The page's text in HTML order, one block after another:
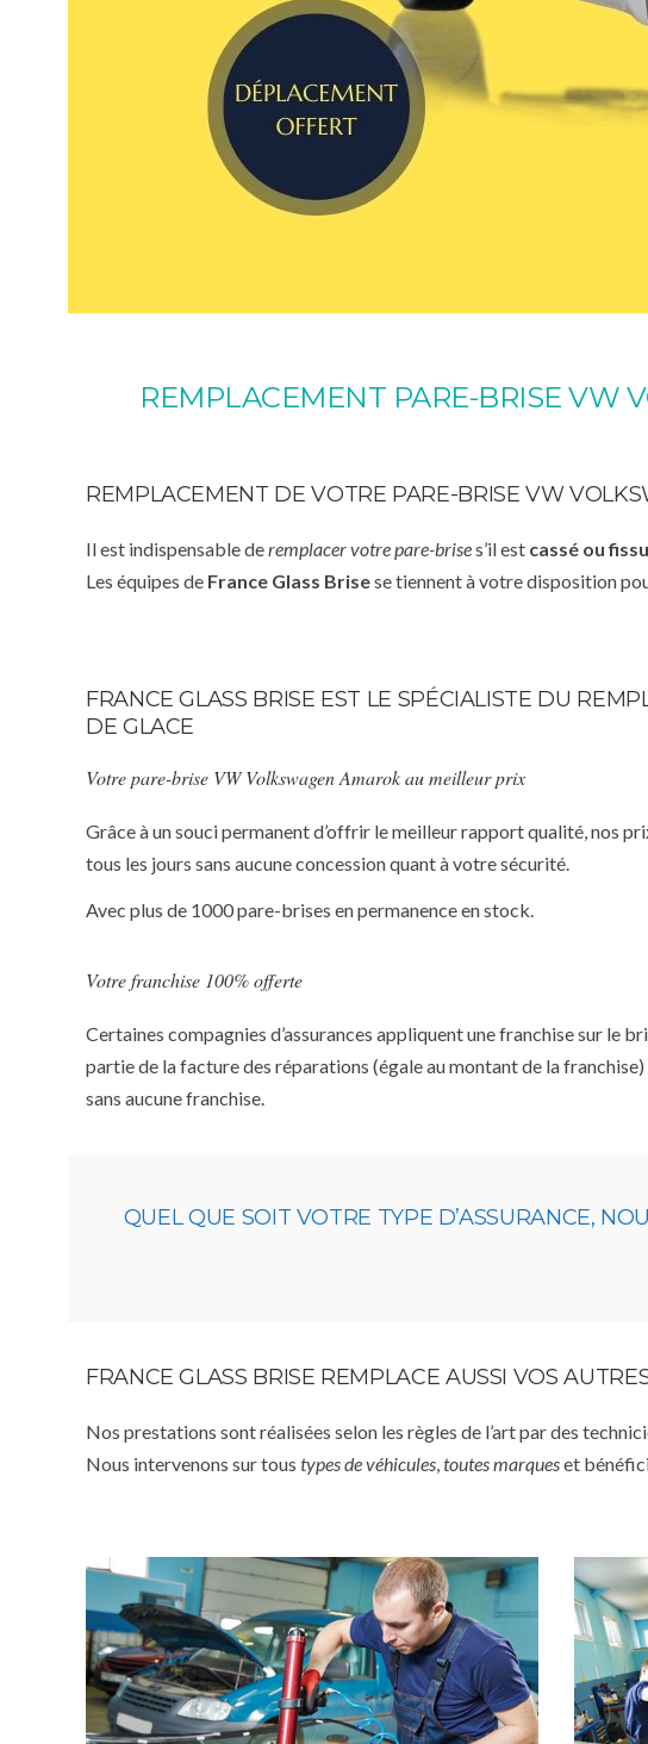
REMPLACEMENT PARE-BRISE VW
REMPLACEMENT DE VOTRE PARE-BRISE VW
Il est indispensable deremplacer votre pare-brises’il est cassé ou
Les équipes de France Glass Brisese tiennent à votre disposition
FRANCE GLASS BRISE EST LE SPÉCIALISTE DU
DE GLACE
Votre pare-brise VW Volkswagen Amarok au meilleur prix
Grâce à un souci permanent d’offrir le meilleur rapport qualité, nos
tous les jours sans aucune concession quant à votre sécurité.
Avec plus de 1000 pare-brises en permanence en stock.
Votre franchise 100% offerte
Certaines compagnies d’assurances appliquent une franchise sur le
partie de la facture des réparations (égale au montant de la
sans aucune franchise.
QUEL QUE SOIT VOTRE TYPE D’ASSURANCE,
FRANCE GLASS BRISE REMPLACE AUSSI VOS
Nos prestations sont réalisées selon les règles de l’art par des
Nous intervenons sur tous types de véhicules,toutes marqueset